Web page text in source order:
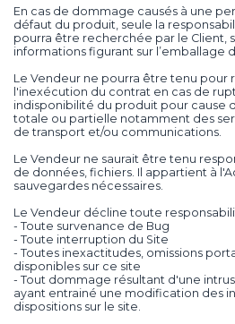
En cas de dommage causés à une
défaut du produit, seule la
pourra être recherchée par le Client,
informations figurant sur l’emballage
Le Vendeur ne pourra être tenu pour
l'inexécution du contrat en cas de
indisponibilité du produit pour cause
totale ou partielle notamment des
de transport et/ou communications.
Le Vendeur ne saurait être tenu
de données, fichiers. Il appartient à
sauvegardes nécessaires.
Le Vendeur décline toute
- Toute survenance de Bug
- Toute interruption du Site
- Toutes inexactitudes, omissions
disponibles sur ce site
- Tout dommage résultant d'une
ayant entrainé une modification des
dispositions sur le site.